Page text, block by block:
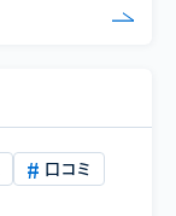
口コミ